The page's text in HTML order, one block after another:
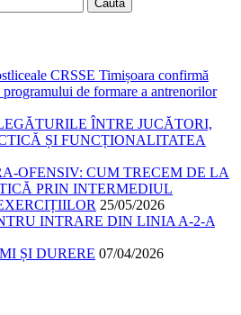
CRSSE Timișoara confirmă
programului de formare a antrenorilor
ÎNTRE JUCĂTORI,
ȘI FUNCȚIONALITATEA
OFENSIV: CUM TRECEM DE LA
PRIN INTERMEDIUL
25/05/2026
INTRARE DIN LINIA A-2-A
ȘI DURERE 07/04/2026